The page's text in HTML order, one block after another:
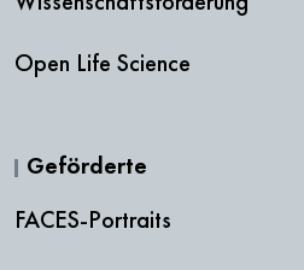
Open Life Science
Geförderte
FACES-Portraits